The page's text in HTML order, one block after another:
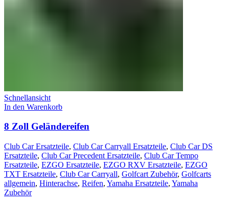
Schnellansicht
In den Warenkorb
8 Zoll Geländereifen
Club Car Ersatzteile, Club Car Carryall Ersatzteile, Club Car DS
Ersatzteile, Club Car Precedent Ersatzteile, Club Car Tempo
Ersatzteile, EZGO Ersatzteile, EZGO RXV Ersatzteile, EZGO
TXT Ersatzteile, Club Car Carryall, Golfcart Zubehör, Golfcarts
allgemein, Hinterachse, Reifen, Yamaha Ersatzteile, Yamaha
Zubehör